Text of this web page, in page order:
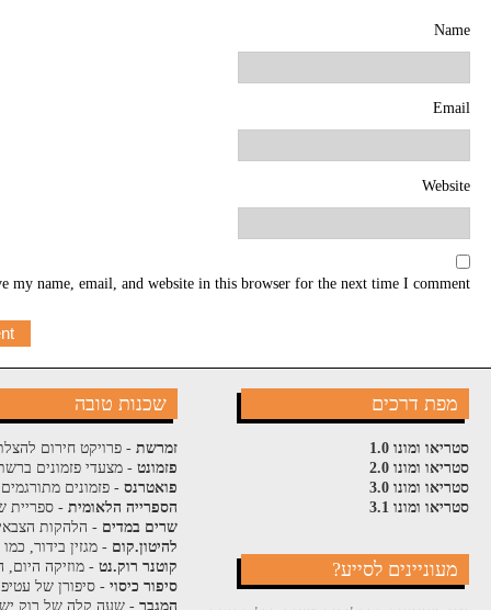
Name
Email
Website
my name, email, and website in this browser for the next time I comment.
מפת דרכים
סטריאו ומונו 1.0
סטריאו ומונו 2.0
סטריאו ומונו 3.0
סטריאו ומונו 3.1
מעוניינים לסייע?
שכנות טובה
זמרשת- פרויקט חירום
פזמונט- מצעדי פזמונים
פואטרנס- פזמונים
הספרייה הלאומית- ספריית
שרים במדים - הלהקות
להיטון.קום - מגזין בידור,
קוטנר רוק.נט- מוזיקה היום,
סיפור כיסוי- סיפורן של
המגבר- שעה קלה של רוק